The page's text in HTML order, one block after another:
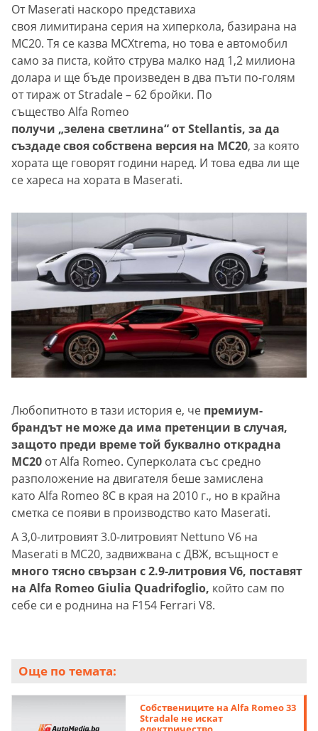
От Maserati наскоро представиха
своя лимитирана серия на хиперкола, базирана на
MC20. Тя се казва MCXtrema, но това е автомобил
само за писта, който струва малко над 1,2 милиона
долара и ще бъде произведен в два пъти по-голям
от тираж от Stradale – 62 бройки. По
същество Alfa Romeo
получи „зелена светлина“ от Stellantis, за да
създаде своя собствена версия на MC20, за която
хората ще говорят години наред. И това едва ли ще
се хареса на хората в Maserati.
Любопитното в тази история е, че премиум-
брандът не може да има претенции в случая,
защото преди време той буквално открадна
MC20 от Alfa Romeo. Суперколата със средно
разположение на двигателя беше замислена
като Alfa Romeo 8C в края на 2010 г., но в крайна
сметка се появи в производство като Maserati.
А 3,0-литровият 3.0-литровият Nettuno V6 на
Maserati в MC20, задвижвана с ДВЖ, всъщност е
много тясно свързан с 2.9-литровия V6, поставят
на Alfa Romeo Giulia Quadrifoglio, който сам по
себе си е роднина на F154 Ferrari V8.
Още по темата:
Собствениците на Alfa Romeo 33
Stradale не искат